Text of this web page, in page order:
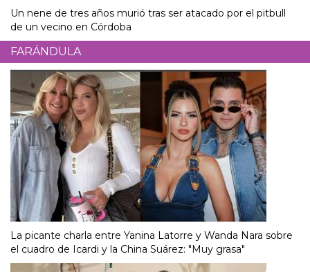
Un nene de tres años murió tras ser atacado por el pitbull
de un vecino en Córdoba
FARÁNDULA
La picante charla entre Yanina Latorre y Wanda Nara sobre
el cuadro de Icardi y la China Suárez: "Muy grasa"